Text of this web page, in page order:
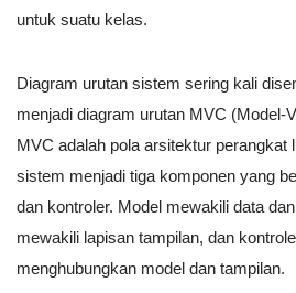
untuk suatu kelas.
Diagram urutan sistem sering kali
menjadi diagram urutan MVC (Model-
MVC adalah pola arsitektur perangkat
sistem menjadi tiga komponen yang
dan kontroler. Model mewakili data
mewakili lapisan tampilan, dan
menghubungkan model dan tampilan.